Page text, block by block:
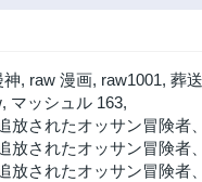
神, raw 漫画, raw1001, 葬
, マッシュル 163,
放されたオッサン冒険者
放されたオッサン冒険者
されたオッサン冒険者